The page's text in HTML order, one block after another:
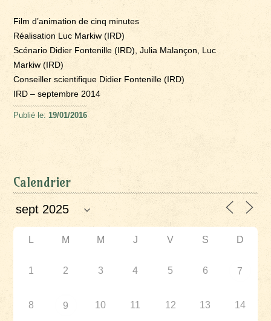
Film d’animation de cinq minutes
Réalisation Luc Markiw (IRD)
Scénario Didier Fontenille (IRD), Julia Malançon, Luc
Markiw (IRD)
Conseiller scientifique Didier Fontenille (IRD)
IRD – septembre 2014
Publié le:19/01/2016
Calendrier
L M M J V S D
1 2 3 4 5 6 7
8 9 10 11 12 13 14